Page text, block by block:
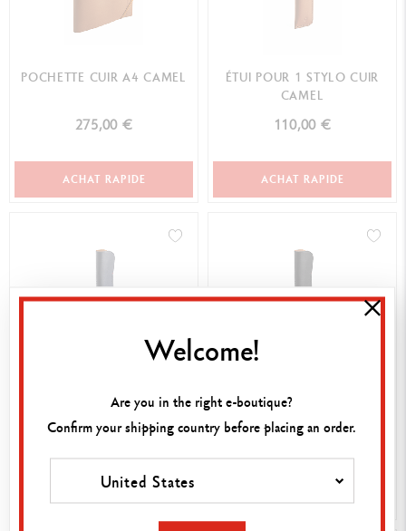
POCHETTE CUIR A4 CAMEL
275,00 €
ACHAT RAPIDE
ÉTUI POUR 1 STYLO CUIR
CAMEL
110,00 €
ACHAT RAPIDE
ÉTUI POUR 1 STYLO CUIR
BLEU NUIT
110,00 €
ÉTUI POUR 1 STYLO CUIR
NOIR
110,00 €
Welcome!
Are you in the right e-boutique?
Confirm your shipping country before placing an order.
United States